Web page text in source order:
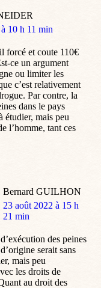
10 h 11 min
forcé et coute 110€
ce un argument
ou limiter les
c’est relativement
Par contre, la
dans le pays
étudier, mais peu
l’homme, tant ces
Bernard GUILHON
dit
:
23 août 2022 à 15 h
21 min
des peines
serait sans
mais peu
les droits de
au droit des